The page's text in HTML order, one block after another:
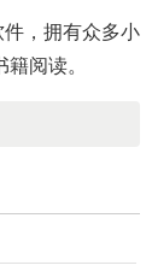
，拥有众多小
阅读。